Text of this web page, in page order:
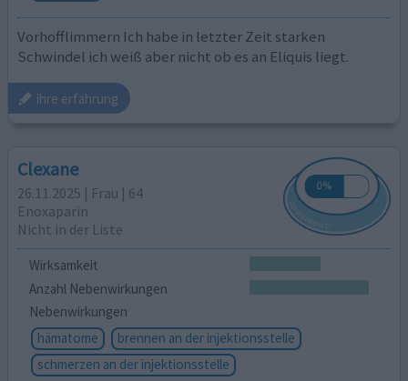
Vorhofflimmern Ich habe in letzter Zeit starken
Schwindel ich weiß aber nicht ob es an Eliquis liegt.
ihre erfahrung
Clexane
26.11.2025 | Frau | 64
Enoxaparin
Nicht in der Liste
Wirksamkeit
Anzahl Nebenwirkungen
Nebenwirkungen
hämatome
brennen an der injektionsstelle
schmerzen an der injektionsstelle